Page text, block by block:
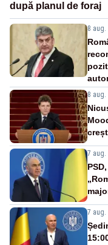
după planul de foraj
8 aug.
8 aug.
7 aug.
7 aug.